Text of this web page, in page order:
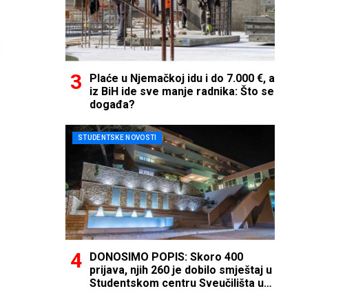
Plaće u Njemačkoj idu i do 7.000 €, a
iz BiH ide sve manje radnika: Što se
događa?
STUDENTSKE NOVOSTI
DONOSIMO POPIS: Skoro 400
prijava, njih 260 je dobilo smještaj u
Studentskom centru Sveučilišta u